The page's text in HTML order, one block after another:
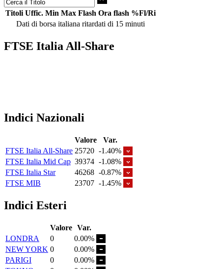
Titoli Uffic. Min Max Flash Ora flash %Fl/Ri
Dati di borsa italiana ritardati di 15 minuti
FTSE Italia All-Share
Indici Nazionali
Valore
Var.
FTSE Italia All-Share 25720 -1.40%
FTSE Italia Mid Cap 39374 -1.08%
FTSE Italia Star
46268 -0.87%
FTSE MIB
23707 -1.45%
Indici Esteri
Valore Var.
LONDRA
0
0.00%
NEW YORK 0
0.00%
PARIGI
0
0.00%